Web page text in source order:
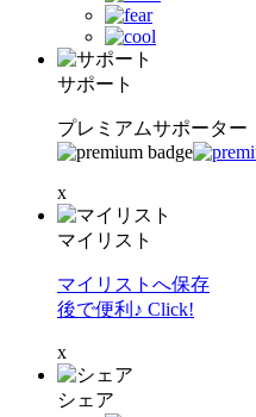
サポート
プレミアムサポーター
x
マイリスト
マイリストへ保存
後で便利♪ Click!
x
シェア